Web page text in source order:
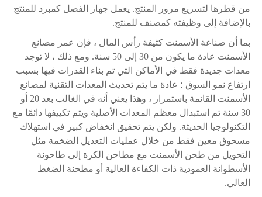
من قطرها لتسريع مرور المنتج. يعمل جهاز الفصل كمبرد للمنتج
بالإضافة إلى وظيفته كمصنف للمنتج.
بما أن صناعة الأسمنت كثيفة رأس المال ، فإن عمر مصانع
الأسمنت عادة ما يكون من 30 إلى 50 سنة. ومع ذلك ، لا توجد
معدات جديدة فقط في الأماكن التي تم بناء القدرات فيها بسبب
ارتفاع نمو السوق ؛ عادة ما يتم تحديث المعدات التقنية لمصانع
الأسمنت القائمة باستمرار ، وهذا يعني أنه في الغالب بعد 20 أو
30 سنة تم استبدال معظم المعدات الأصلية ويتم تكييفها دائمًا مع
التكنولوجيا الحديثة. ولكن يتم تحقيق انخفاض كبير في استهلاك
مسحوق معين فقط من خلال عمليات التعديل الضخمة مثل
التحويل من طحن الأسمنت مع مطاحن الكرة إلى طاحونة
الأسطوانة العمودية ذات الكفاءة العالية أو مطحنة الضغط
العالي.